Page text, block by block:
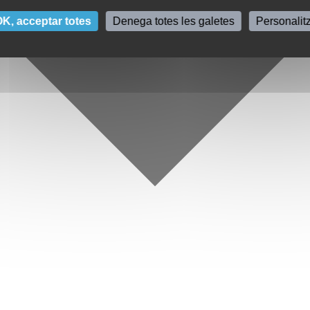
acceptar totes Denega totes les galetes